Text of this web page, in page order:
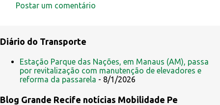
m
e
n
á
Postar um comentário
Diário do Transporte
Estação Parque das Nações, em Manaus (AM), passa
por revitalização com manutenção de elevadores e
reforma da passarela - 8/1/2026
Blog Grande Recife notícias Mobilidade Pe